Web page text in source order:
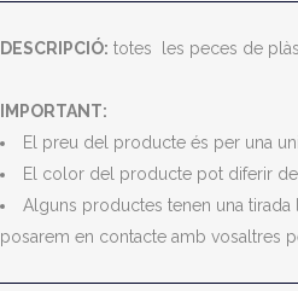
DESCRIPCIÓ: totes les peces de
IMPORTANT:
El preu del producte és per una
El color del producte pot diferir
Alguns productes tenen una
posarem en contacte amb vosaltres